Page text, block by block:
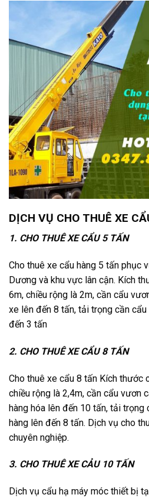
DỊCH VỤ CHO THUÊ XE
1. CHO THUÊ XE CẨU 5 TẤN
Cho thuê xe cẩu hàng 5 tấn phục
Dương và khu vực lân cận. Kích
6m, chiều rộng là 2m, cần cẩu
xe lên đến 8 tấn, tải trọng cần
đến 3 tấn
2. CHO THUÊ XE CẨU 8 TẤN
Cho thuê xe cẩu 8 tấn Kích thước
chiều rộng là 2,4m, cần cẩu vươn
hàng hóa lên đến 10 tấn, tải trọng
hàng lên đến 8 tấn. Dịch vụ cho
chuyên nghiệp.
3. CHO THUÊ XE CẢU 10 TẤN
Dịch vụ cẩu hạ máy móc thiết bị